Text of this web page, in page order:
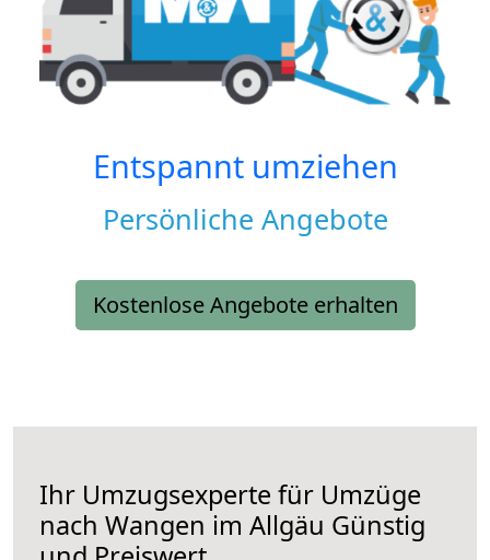
Entspannt umziehen
Persönliche Angebote
Kostenlose Angebote erhalten
Ihr Umzugsexperte für Umzüge
nach Wangen im Allgäu Günstig